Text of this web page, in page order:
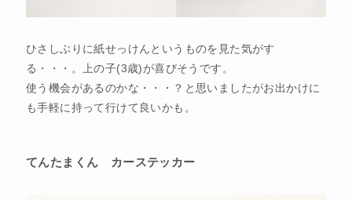
ひさしぶりに紙せっけんというものを見た気がす
る・・・。上の子(3歳)が喜びそうです。
使う機会があるのかな・・・？と思いましたがお出かけに
も手軽に持って行けて良いかも。
てんたまくん カーステッカー